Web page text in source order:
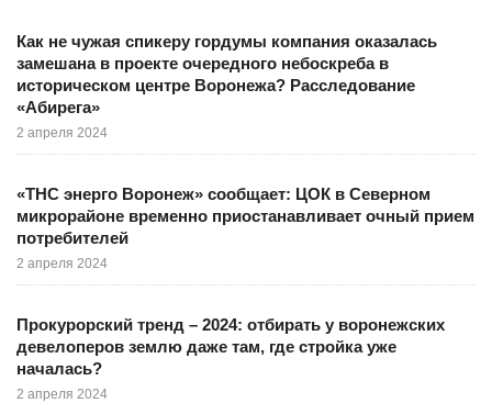
Как не чужая спикеру гордумы компания оказалась
замешана в проекте очередного небоскреба в
историческом центре Воронежа? Расследование
«Абирега»
2 апреля 2024
«ТНС энерго Воронеж» сообщает: ЦОК в Северном
микрорайоне временно приостанавливает очный прием
потребителей
2 апреля 2024
Прокурорский тренд – 2024: отбирать у воронежских
девелоперов землю даже там, где стройка уже
началась?
2 апреля 2024